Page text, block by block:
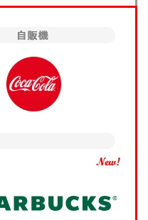
®
Visa
JCB
となります。
。
み込んだ場合、当社は、お客様
三菱UFJ銀行に提供し、同行にお